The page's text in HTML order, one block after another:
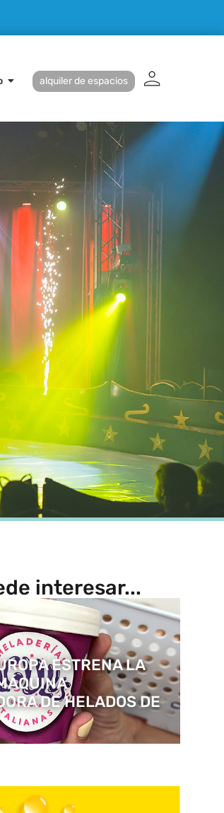
alquiler de espacios
interesar...
ESTRENA LA
DE HELADOS DE